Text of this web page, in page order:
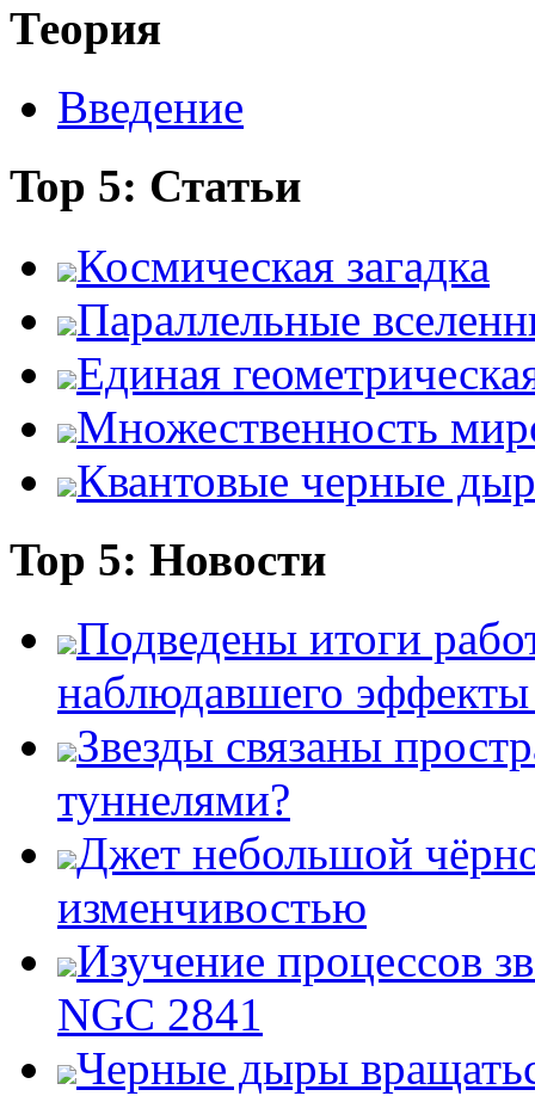
Теория
Введение
Top 5: Статьи
Космическая загадка
Параллельные
Единая
Множественность
Квантовые черные
Top 5: Новости
Подведены итоги
наблюдавшего
Звезды связаны
туннелями?
Джет небольшой
изменчивостью
Изучение процессов
NGC 2841
Черные дыры